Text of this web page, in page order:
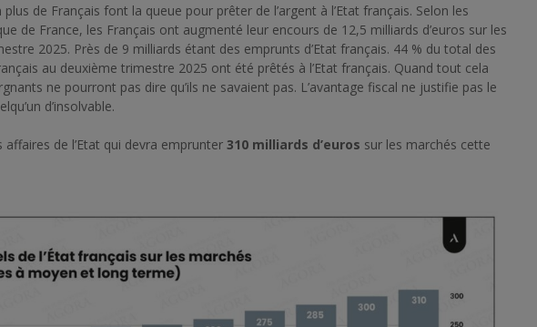
de Français font la queue pour prêter de l’argent à l’Etat français. Selon les
de France, les Français ont augmenté leur encours de 12,5 milliards d’euros sur les
2025. Près de 9 milliards étant des emprunts d’Etat français. 44 % du total des
au deuxième trimestre 2025 ont été prêtés à l’Etat français. Quand tout cela
ne pourront pas dire qu’ils ne savaient pas. L’avantage fiscal ne justifie pas le
d’insolvable.
de l’Etat qui devra emprunter 310 milliards d’euros sur les marchés cette